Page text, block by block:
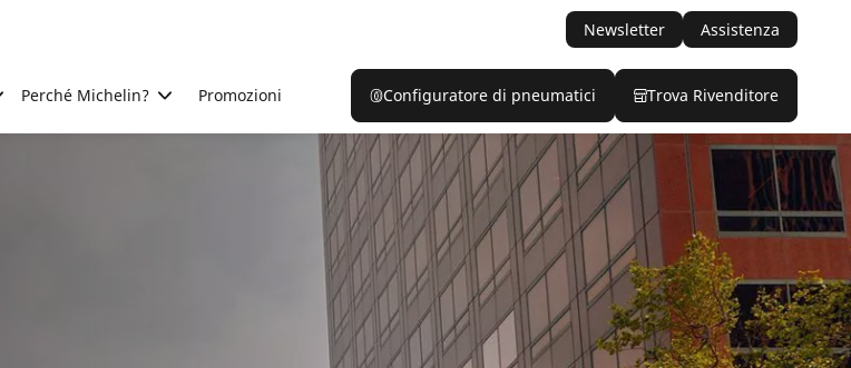
Newsletter Assistenza
Perché Michelin? Promozioni Configuratore di pneumatici Trova Rivenditore